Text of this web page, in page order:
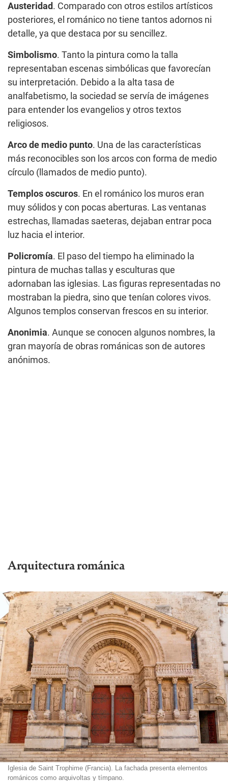
Austeridad . Comparado con otros estilos artísticos
posteriores, el románico no tiene tantos adornos ni
detalle, ya que destaca por su sencillez.
Simbolismo. Tanto la pintura como la talla
representaban escenas simbólicas que favorecían
su interpretación. Debido a la alta tasa de
analfabetismo, la sociedad se servía de imágenes
para entender los evangelios y otros textos
religiosos.
Arco de medio punto. Una de las características
más reconocibles son los arcos con forma de medio
círculo (llamados de medio punto).
Templos oscuros. En el románico los muros eran
muy sólidos y con pocas aberturas. Las ventanas
estrechas, llamadas saeteras, dejaban entrar poca
luz hacia el interior.
Policromía. El paso del tiempo ha eliminado la
pintura de muchas tallas y esculturas que
adornaban las iglesias. Las figuras representadas no
mostraban la piedra, sino que tenían colores vivos.
Algunos templos conservan frescos en su interior.
Anonimia. Aunque se conocen algunos nombres, la
gran mayoría de obras románicas son de autores
anónimos.
Arquitectura románica
Iglesia de Saint Trophime (Francia). La fachada presenta elementos
románicos como arquivoltas y tímpano.